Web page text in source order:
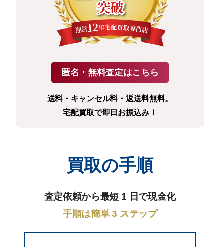
送料・キャンセル料・返送料無料。
宅配買取で即日お振込み！
買取の手順
査定依頼から最短 1 日で現金化
手順は簡単 3 ステップ